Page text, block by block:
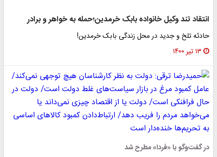
تند وکیل خانواده بابک خرمدین؛حمله به خواهر و برادر
تلخ و جدید در محل زندگی بابک خرمدین!
۱۳ تیر ۱۴۰۰
گفت‌وگو با «فردا» مطرح شد